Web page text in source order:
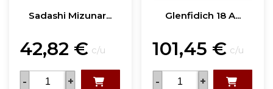
Sadashi Mizunar...
42,82 € c/u
- +
Glenfidich 18 A...
101,45 € c/u
- +